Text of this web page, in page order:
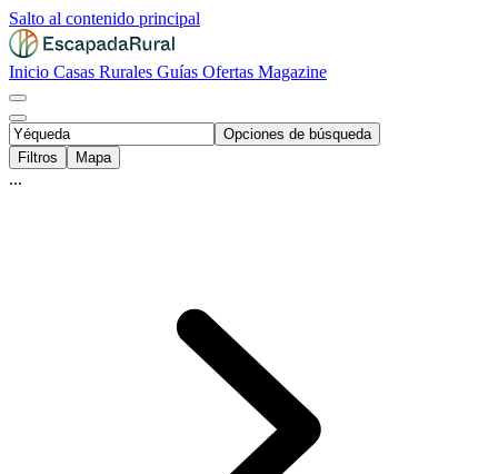
Salto al contenido principal
Inicio Casas Rurales Guías Ofertas Magazine
Opciones de búsqueda
Filtros
Mapa
...